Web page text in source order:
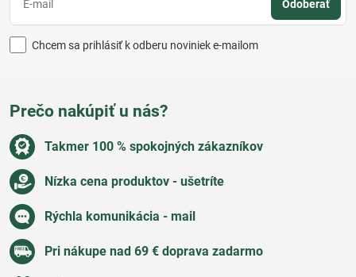
Odoberať
Chcem sa prihlásiť k odberu noviniek e-mailom
Prečo nakúpiť u nás?
Takmer 100 % spokojných zákazníkov
Nízka cena produktov - ušetríte
Rýchla komunikácia - mail
Pri nákupe nad 69 € doprava zadarmo